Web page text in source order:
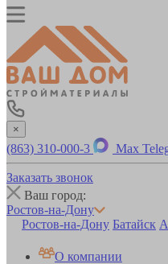
×
(863) 310-000-3 Max
Заказать звонок
Ваш город:
Ростов-на-Дону
Ростов-на-Дону Батайск
О компании